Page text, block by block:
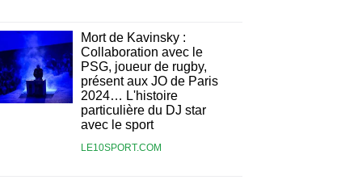
Mort de Kavinsky :
Collaboration avec le
PSG, joueur de rugby,
présent aux JO de Paris
2024… L'histoire
particulière du DJ star
avec le sport
LE10SPORT.COM